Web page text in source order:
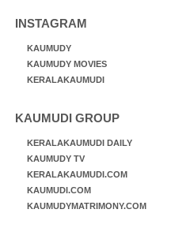
INSTAGRAM
KAUMUDY
KAUMUDY MOVIES
KERALAKAUMUDI
KAUMUDI GROUP
KERALAKAUMUDI DAILY
KAUMUDY TV
KERALAKAUMUDI.COM
KAUMUDI.COM
KAUMUDYMATRIMONY.COM